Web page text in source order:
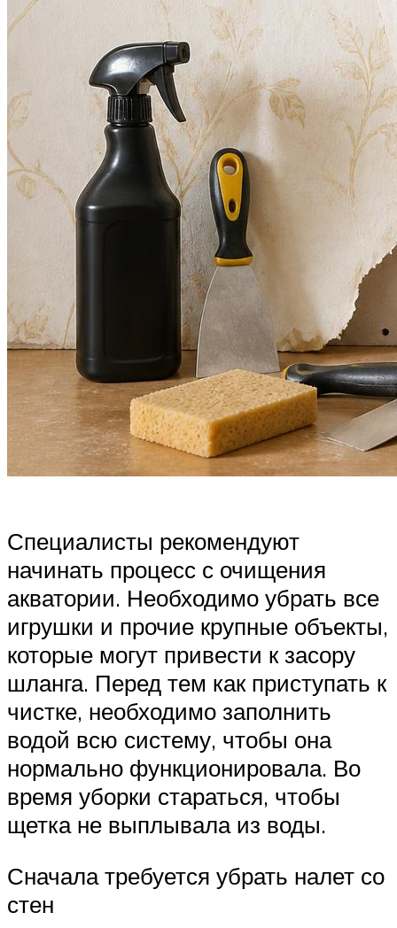
Специалисты рекомендуют
начинать процесс с очищения
акватории. Необходимо убрать все
игрушки и прочие крупные объекты,
которые могут привести к засору
шланга. Перед тем как приступать к
чистке, необходимо заполнить
водой всю систему, чтобы она
нормально функционировала. Во
время уборки стараться, чтобы
щетка не выплывала из воды.
Сначала требуется убрать налет со
стен